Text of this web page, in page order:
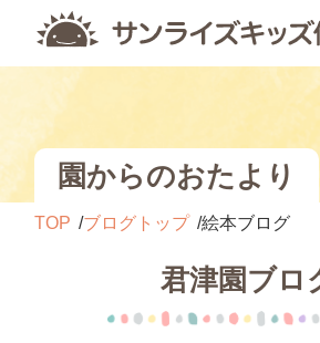
園からのおたより
TOP ブログトップ 絵本ブログ
君津園ブロ